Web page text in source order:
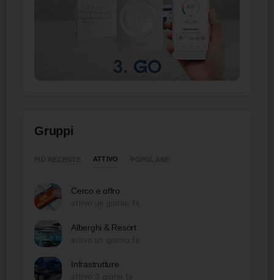
Gruppi
ATTIVO
Cerco e offro
Alberghi & Resort
Infrastrutture